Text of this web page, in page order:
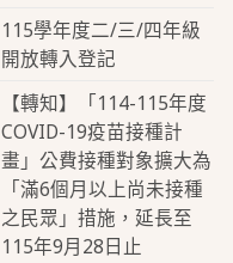
115學年度二/三/四年級
開放轉入登記
【轉知】「114-115年度
COVID-19疫苗接種計
畫」公費接種對象擴大為
「滿6個月以上尚未接種
之民眾」措施，延長至
115年9月28日止